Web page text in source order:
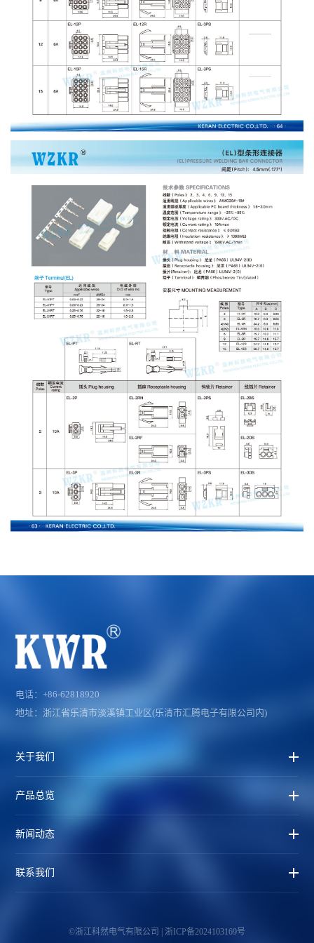
电话：+86-62818920
地址：浙江省乐清市淡溪镇工业区(乐清市汇腾电子有限公司内)
关于我们
产品总览
新闻动态
联系我们
©浙江科然电气有限公司 | 浙ICP备2024103169号